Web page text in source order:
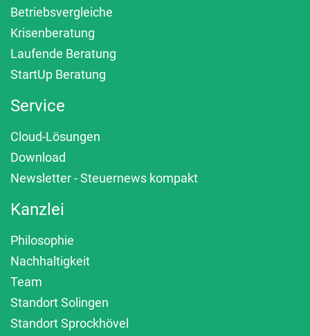
Betriebsvergleiche
Krisenberatung
Laufende Beratung
StartUp Beratung
Service
Cloud-Lösungen
Download
Newsletter - Steuernews kompakt
Kanzlei
Philosophie
Nachhaltigkeit
Team
Standort Solingen
Standort Sprockhövel